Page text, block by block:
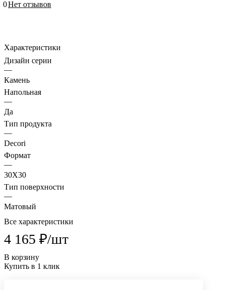
0Нет отзывов
Характеристики
Дизайн серии
—
Камень
Напольная
—
Да
Тип продукта
—
Decori
Формат
—
30X30
Тип поверхности
—
Матовый
Все характеристики
4 165 ₽/шт
В корзину
Купить в 1 клик